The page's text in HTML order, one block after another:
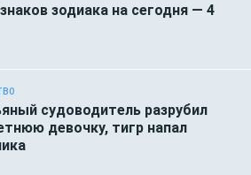
зодиака на сегодня — 4
судоводитель разрубил
девочку, тигр напал